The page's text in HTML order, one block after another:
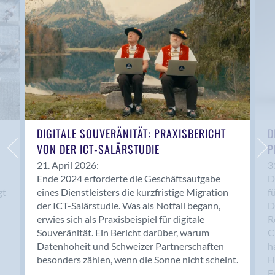
Anwil
Appenzell
Au SG
Baar
Baden
Balsthal
Balzers
Basel
Bassersdorf
Belp
Bendern
Benken (SG)
Bergdietikon
Berlin
Bern
Bern - Liebefeld
DIGITALE SOUVERÄNITÄT: PRAXISBERICHT
VON DER ICT-SALÄRSTUDIE
21. April 2026:
Ende 2024 erforderte die Geschäftsaufgabe
eines Dienstleisters die kurzfristige Migration
der ICT-Salärstudie. Was als Notfall begann,
erwies sich als Praxisbeispiel für digitale
Souveränität. Ein Bericht darüber, warum
Datenhoheit und Schweizer Partnerschaften
besonders zählen, wenn die Sonne nicht scheint.